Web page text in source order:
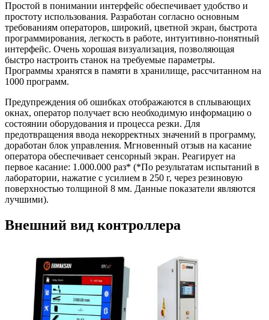
Простой в понимании интерфейс обеспечивает удобство и
простоту использования. Разработан согласно основным
требованиям операторов, широкий, цветной экран, быстрота
программирования, легкость в работе, интуитивно-понятный
интерфейс. Очень хорошая визуализация, позволяющая
быстро настроить станок на требуемые параметры.
Программы хранятся в памяти в хранилище, рассчитанном на
1000 программ.
Предупреждения об ошибках отображаются в сплывающих
окнах, оператор получает всю необходимую информацию о
состоянии оборудования и процесса резки. Для
предотвращения ввода некорректных значений в программу,
доработан блок управления. Мгновенный отзыв на касание
оператора обеспечивает сенсорный экран. Реагирует на
первое касание: 1.000.000 раз* (*По результатам испытаний в
лаборатории, нажатие с усилием в 250 г, через резиновую
поверхностью толщиной 8 мм. Данные показатели являются
лучшими).
Внешний вид контроллера